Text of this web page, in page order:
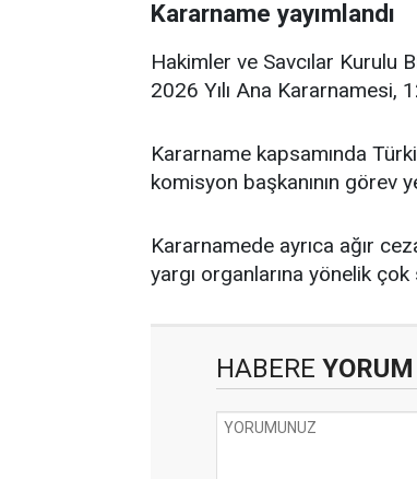
Kararname yayımlandı
Hakimler ve Savcılar Kurulu
2026 Yılı Ana Kararnamesi,
Kararname kapsamında
komisyon başkanının görev
Kararnamede ayrıca ağır
yargı organlarına yönelik çok
HABERE